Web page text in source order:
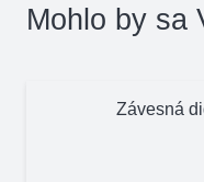
Mohlo by sa
Závesná